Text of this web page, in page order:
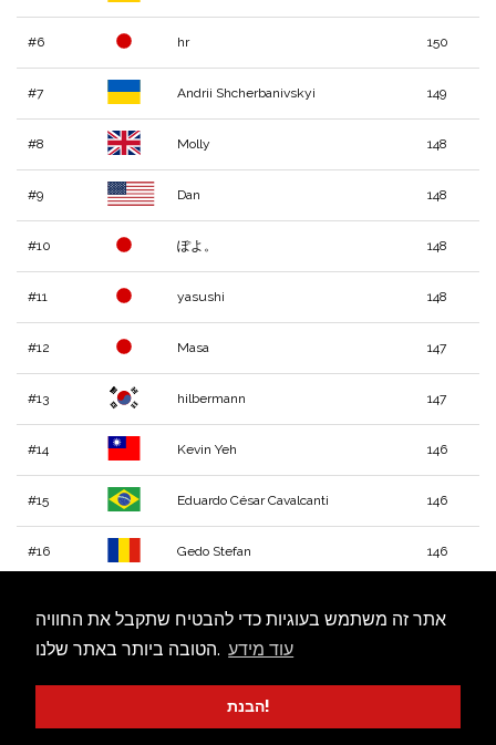
אתר זה משתמש בעוגיות כדי להבטיח שתקבל את החוויה
הטובה ביותר באתר שלנו. עוד מידע
הבנת!
#6 hr 150
#7 Andrii Shcherbanivskyi 149
#8 Molly 148
#9 Dan 148
#10 ぽよ。 148
#11 yasushi 148
#12 Masa 147
#13 hilbermann 147
#14 Kevin Yeh 146
#15 Eduardo César Cavalcanti 146
#16 Gedo Stefan 146
#18 김성환